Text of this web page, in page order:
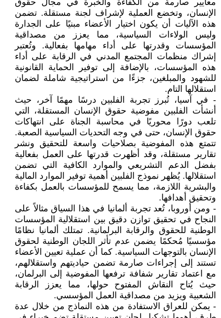
معايير صارمة من الكفاءة والخبرة في مجال حقوق
الإنسان، وتخضع العملية لإشراف لجنة مستقلة. تضمن
هذه الآليات أن يكون اختيار الأعضاء مبنيًا على الجدارة
وليس الولاءات السياسية، مما يعزز من مصداقية
المؤسسات وقدرتها على أداء مهامها بفعالية. وتُعتبر
إشراك منظمات المجتمع المدني في الرقابة على أداء
هذه المؤسسات، بالإضافة إلى توفير الحماية القانونية
للشهود والمبلغين، جزءًا من استراتيجية شاملة لضمان
استقلالها التام.
- في آسيا، تُبرز تجربة الفلبين درسًا مهمًا آخر، حيث
أنشأت الفلبين مفوضية حقوق الإنسان المستقلة، التي
تلعب دورًا محوريًا في محاسبة الجناة على انتهاكات
حقوق الإنسان، حتى في وجه التحديات السياسية الصعبة.
تتمتع هذه المفوضية بصلاحيات واسعة للتحقيق ونشر
تقارير مستقلة، وقد أظهرت قدرتها على العمل بفعالية
بفضل الدعم التشريعي والموارد الكافية التي تضمن
استقلالها. يُظهر نموذج الفلبين أهمية توفير الموارد المالية
والبشرية اللازمة، مما يسمح للمؤسسات بالعمل بكفاءة
وتحقيق أهدافها.
- ومن أوروبا، تُعد تجربة ألمانيا في هذا السياق مثالاً على
النجاح في تحقيق توازن دقيق بين استقلالية المؤسسات
الوطنية للحقوق والرقابة البرلمانية. تمتلك ألمانيا نظامًا
مؤسسيًا مُحكمًا يضمن عدم تأثر اللجان الوطنية لحقوق
الإنسان بالتوجهات السياسية. كما أن عملية تعيين الأعضاء
تستند إلى إجراءات صارمة تضمن حياديتهم واستقلالهم،
مع اعتماد تقارير شفافة ترفعها المفوضية إلى البرلمان،
حيث يُتاح النقاش المفتوح حولها، مما يعزز الرقابة
الشعبية ويزيد من مصداقية العمل المؤسسي.
- يمكن للعراق الاستفادة من هذه النماذج من خلال عدة